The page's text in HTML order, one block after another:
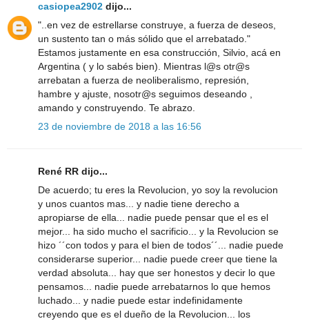
casiopea2902 dijo...
"..en vez de estrellarse construye, a fuerza de deseos,
un sustento tan o más sólido que el arrebatado."
Estamos justamente en esa construcción, Silvio, acá en
Argentina ( y lo sabés bien). Mientras l@s otr@s
arrebatan a fuerza de neoliberalismo, represión,
hambre y ajuste, nosotr@s seguimos deseando ,
amando y construyendo. Te abrazo.
23 de noviembre de 2018 a las 16:56
René RR dijo...
De acuerdo; tu eres la Revolucion, yo soy la revolucion
y unos cuantos mas... y nadie tiene derecho a
apropiarse de ella... nadie puede pensar que el es el
mejor... ha sido mucho el sacrificio... y la Revolucion se
hizo ´´con todos y para el bien de todos´´... nadie puede
considerarse superior... nadie puede creer que tiene la
verdad absoluta... hay que ser honestos y decir lo que
pensamos... nadie puede arrebatarnos lo que hemos
luchado... y nadie puede estar indefinidamente
creyendo que es el dueño de la Revolucion... los